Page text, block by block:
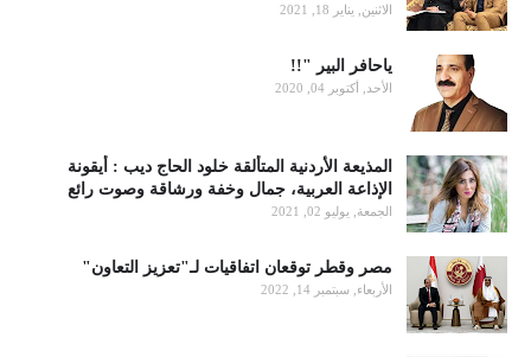
الاثنين, يناير 18, 2021
ياحافر البير "!!
الأحد, أكتوبر 04, 2020
المذيعة الأردنية المتألقة خلود الحاج ديب : أيقونة
الإذاعة العربية، جمال وخفة ورشاقة وصوت رائع
الجمعة, يوليو 02, 2021
مصر وقطر توقعان اتفاقيات لـ"تعزيز التعاون"
الأربعاء, سبتمبر 14, 2022